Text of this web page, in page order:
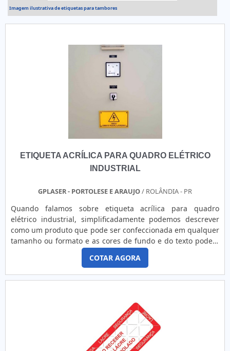
Imagem ilustrativa de etiquetas para tambores
ETIQUETA ACRÍLICA PARA QUADRO ELÉTRICO
INDUSTRIAL
GPLASER - PORTOLESE E ARAUJO/ ROLÂNDIA - PR
Quando falamos sobre etiqueta acrílica para quadro
elétrico industrial, simplificadamente podemos descrever
como um produto que pode ser confeccionada em qualquer
tamanho ou formato e as cores de fundo e do texto podem
ser escolhidas pelo cliente.MAIS DETALHES IMPORTANTES
SOBRE O PRODUTOProduzido em acrílico cristal sendo
comumente utilizado para identificar e denominar os
produtos, tornando-se imprescindível para segmentos
hidrelétricas. Etiqueta para quadro elétrico com qualidade
certificada só se encontra na GP Laser - Corte e Gravação a
Laser. Os principais diferenciais estão na lista
abaixo:Versatilidade;Diversas opções de tamanhos, modelos
e cores;Bom custo benefício.É fundamental ressaltar que
COTAR AGORA